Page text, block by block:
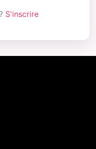
S'inscrire